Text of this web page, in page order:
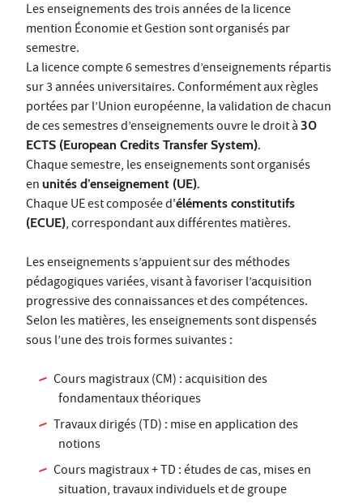
Les enseignements des trois années de la licence
mention Économie et Gestion sont organisés par
semestre.
La licence compte 6 semestres d’enseignements répartis
sur 3 années universitaires. Conformément aux règles
portées par l’Union européenne, la validation de chacun
de ces semestres d’enseignements ouvre le droit à 30
ECTS (European Credits Transfer System).
Chaque semestre, les enseignements sont organisés
en unités d’enseignement (UE).
Chaque UE est composée d'éléments constitutifs
(ECUE), correspondant aux différentes matières.
Les enseignements s’appuient sur des méthodes
pédagogiques variées, visant à favoriser l’acquisition
progressive des connaissances et des compétences.
Selon les matières, les enseignements sont dispensés
sous l’une des trois formes suivantes :
Cours magistraux (CM) : acquisition des
fondamentaux théoriques
Travaux dirigés (TD) : mise en application des
notions
Cours magistraux + TD : études de cas, mises en
situation, travaux individuels et de groupe